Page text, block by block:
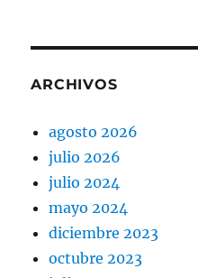
ARCHIVOS
agosto 2026
julio 2026
julio 2024
mayo 2024
diciembre 2023
octubre 2023